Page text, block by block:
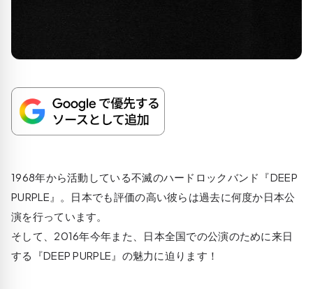
1968年から活動している不滅のハードロックバンド『DEEP
PURPLE』。日本でも評価の高い彼らは過去に何度か日本公
演を行っています。
そして、2016年今年また、日本全国での公演のために来日
する『DEEP PURPLE』の魅力に迫ります！